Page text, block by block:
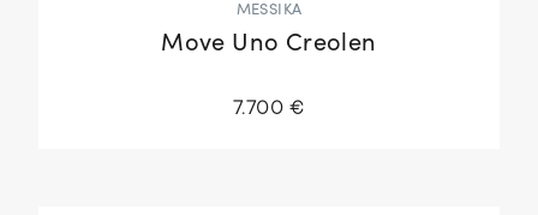
MESSIKA
Move Uno Creolen
7.700 €